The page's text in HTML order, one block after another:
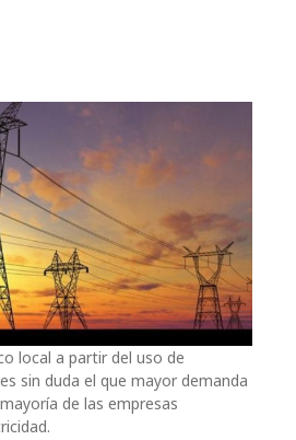
local a partir del uso de
sin duda el que mayor demanda
de las empresas